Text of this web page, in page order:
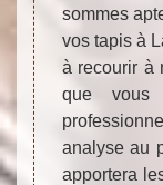
sommes
vos tapis à
à recourir à
que vous
analyse au
apportera